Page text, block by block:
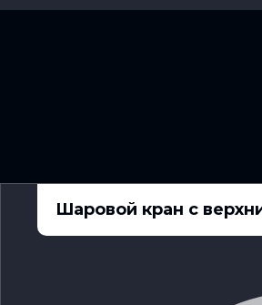
Шаровой кран с